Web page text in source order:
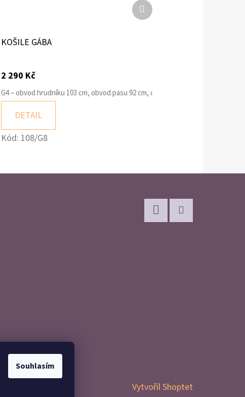
Souhlasím
Bílá káva Jemná modrá Vzor Šupiny Modrožlutý vzor
KOŠILE GÁBA
2 290 Kč
G4 – obvod hrudníku 103 cm, obvod pasu 92 cm, obvod sedu 103 cm
DETAIL
Kód: 108/G8
Další
produkt
Vytvořil Shoptet